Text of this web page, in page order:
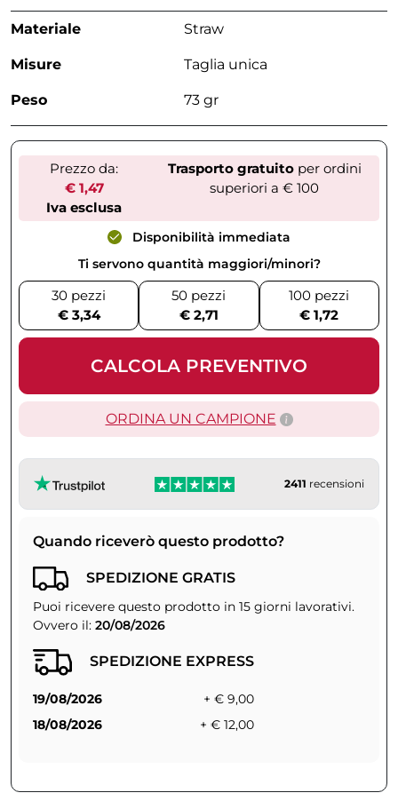
Materiale Straw
Misure Taglia unica
Peso 73 gr
Prezzo da:
€ 1,47
Iva esclusa
Trasporto gratuitoper ordini
superiori a € 100
Disponibilità immediata
Ti servono quantità maggiori/minori?
30 pezzi
€ 3,34
50 pezzi
€ 2,71
100 pezzi
€ 1,72
CALCOLA PREVENTIVO
ORDINA UN CAMPIONE
2411 recensioni
Quando riceverò questo prodotto?
SPEDIZIONE GRATIS
Puoi ricevere questo prodotto in 15 giorni lavorativi.
Ovvero il: 20/08/2026
SPEDIZIONE EXPRESS
19/08/2026
+ € 9,00
18/08/2026
+ € 12,00